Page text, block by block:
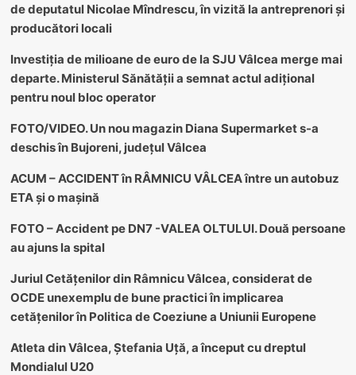
de deputatul Nicolae Mîndrescu, în vizită la antreprenori și
producători locali
Investiția de milioane de euro de la SJU Vâlcea merge mai
departe. Ministerul Sănătății a semnat actul adițional
pentru noul bloc operator
FOTO/VIDEO. Un nou magazin Diana Supermarket s-a
deschis în Bujoreni, județul Vâlcea
ACUM – ACCIDENT în RÂMNICU VÂLCEA între un autobuz
ETA și o mașină
FOTO – Accident pe DN7 -VALEA OLTULUI. Două persoane
au ajuns la spital
Juriul Cetățenilor din Râmnicu Vâlcea, considerat de
OCDE unexemplu de bune practici în implicarea
cetățenilor în Politica de Coeziune a Uniunii Europene
Atleta din Vâlcea, Ștefania Uță, a început cu dreptul
Mondialul U20